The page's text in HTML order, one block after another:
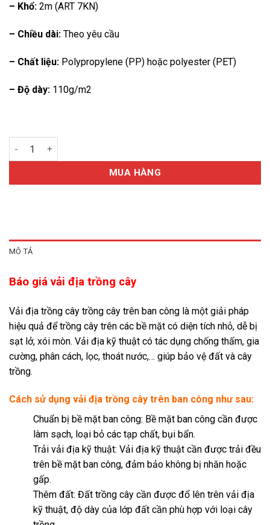
– Khổ: 2m (ART 7KN)
– Chiều dài: Theo yêu cầu
– Chất liệu: Polypropylene (PP) hoặc polyester (PET)
– Độ dày: 110g/m2
Báo giá vải địa trồng cây số lượng
MUA HÀNG
MÔ TẢ
Báo giá vải địa trồng cây
Vải địa trồng cây trồng cây trên ban công là một giải pháp
hiệu quả để trồng cây trên các bề mặt có diện tích nhỏ, dễ bị
sạt lở, xói mòn. Vải địa kỹ thuật có tác dụng chống thấm, gia
cường, phân cách, lọc, thoát nước,… giúp bảo vệ đất và cây
trồng.
Cách sử dụng vải địa trồng cây trên ban công như sau:
Chuẩn bị bề mặt ban công: Bề mặt ban công cần được
làm sạch, loại bỏ các tạp chất, bụi bẩn.
Trải vải địa kỹ thuật: Vải địa kỹ thuật cần được trải đều
trên bề mặt ban công, đảm bảo không bị nhăn hoặc
gấp.
Thêm đất: Đất trồng cây cần được đổ lên trên vải địa
kỹ thuật, độ dày của lớp đất cần phù hợp với loại cây